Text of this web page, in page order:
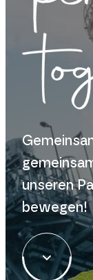
unseren
bewegen!